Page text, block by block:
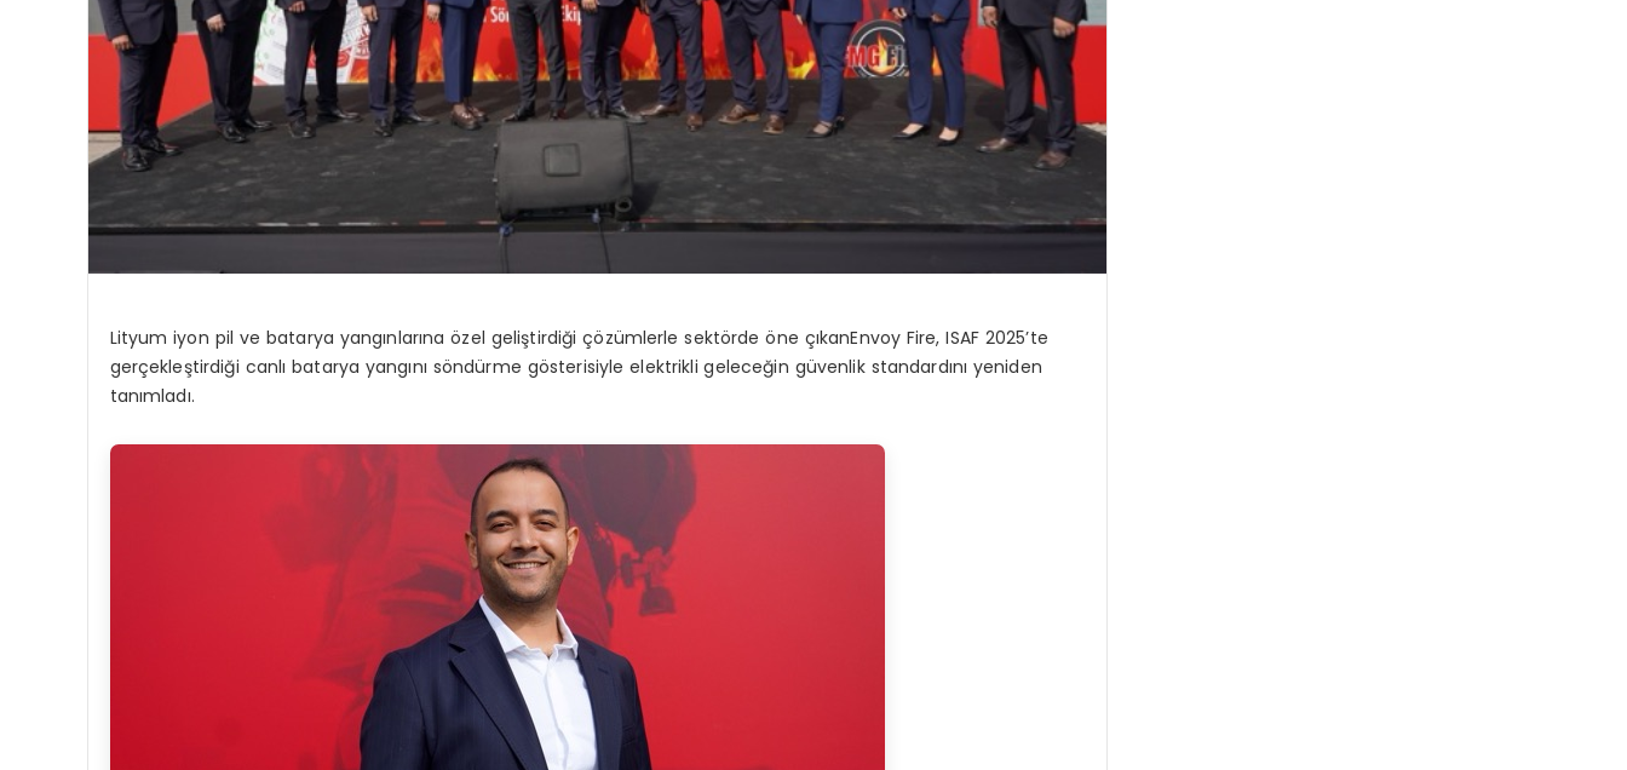
Lityum iyon pil ve batarya yangınlarına özel geliştirdiği çözümlerle sektörde öne çıkanEnvoy Fire, ISAF 2025’te
gerçekleştirdiği canlı batarya yangını söndürme gösterisiyle elektrikli geleceğin güvenlik standardını yeniden
tanımladı.